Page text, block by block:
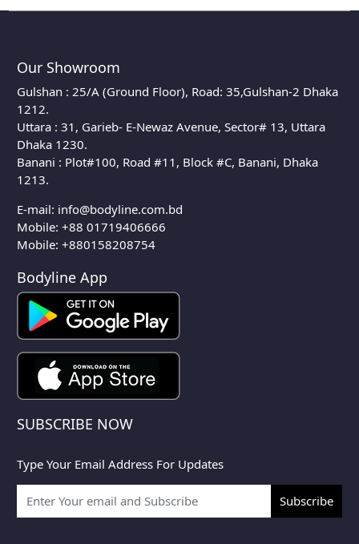
Our Showroom
Gulshan : 25/A (Ground Floor), Road: 35,Gulshan-2 Dhaka
1212.
Uttara : 31, Garieb- E-Newaz Avenue, Sector# 13, Uttara
Dhaka 1230.
Banani : Plot#100, Road #11, Block #C, Banani, Dhaka
1213.
E-mail: info@bodyline.com.bd
Mobile:+88 01719406666
Mobile: +880158208754
Bodyline App
SUBSCRIBE NOW
Type Your Email Address For Updates
Subscribe